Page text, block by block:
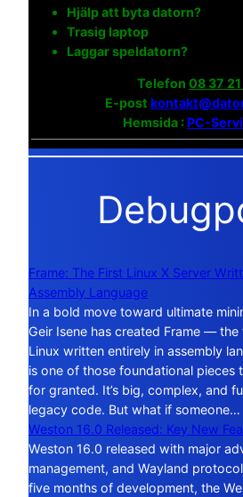
Hjälp att byta datorn?
Trasig laptop
Laggar speldatorn?
Telefon 08 37
E-post
Hemsida :PC-
Frame: The First Linux X Server
Assembly Language
In a bold move toward ultimate
Geir Isene has created Frame — the
Linux written entirely in assembly
is one of those foundational pieces
for granted. It’s big, complex, and
legacy code. But what if
Weston 16.0 Released: Key New
Weston 16.0 released with major
management, and Wayland
five months of development, the